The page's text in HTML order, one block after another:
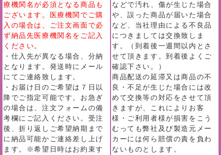
療機関名が必須となる商品も
ございます。医療機関でご購
入の場合は、ご注文画面で必
ず納品先医療機関名をご記入
ください。
・仕入先が異なる場合、分納
となります。発送時にメール
にてご連絡致します。
・お届け日のご希望は７日以
降でご指定可能です。お急ぎ
の場合は、注文フォームの備
考欄にご記入ください。受注
後、折り返しご希望納期まで
に納品可能かご連絡差し上げ
ます。※希望日時はお約束す
などで汚れ、傷が生じた場合
や、誤った商品が届いた場合
など、当社理由による不良品
につきましては交換致しま
す。（到着後一週間以内とさ
せて頂きます。到着後よくご
確認下さい。）
商品配送の延滞又は商品の不
良・不足が生じた場合には改
めて交換等の対応をさせて頂
きますが、これによりお客
様・ご利用者様が損害をこう
むっても弊社及び製造元メー
カーには何ら賠償の責を負わ
ないものとします。